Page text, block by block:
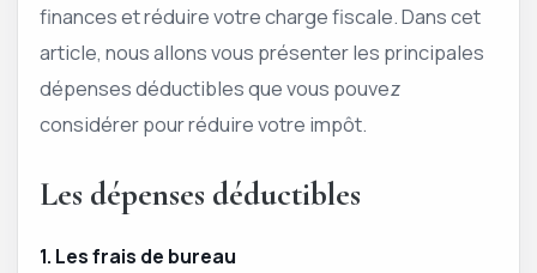
finances et réduire votre charge fiscale. Dans cet
article, nous allons vous présenter les principales
dépenses déductibles que vous pouvez
considérer pour réduire votre impôt.
Les dépenses déductibles
1. Les frais de bureau